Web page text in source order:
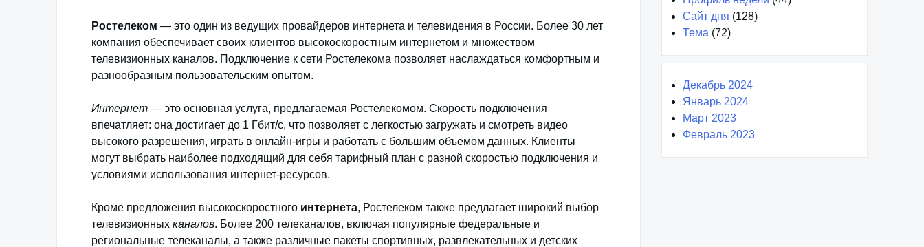
Ростелеком — это один из ведущих провайдеров интернета и телевидения в России. Более 30 лет
компания обеспечивает своих клиентов высокоскоростным интернетом и множеством
телевизионных каналов. Подключение к сети Ростелекома позволяет наслаждаться комфортным и
разнообразным пользовательским опытом.
Интернет — это основная услуга, предлагаемая Ростелекомом. Скорость подключения
впечатляет: она достигает до 1 Гбит/с, что позволяет с легкостью загружать и смотреть видео
высокого разрешения, играть в онлайн-игры и работать с большим объемом данных. Клиенты
могут выбрать наиболее подходящий для себя тарифный план с разной скоростью подключения и
условиями использования интернет-ресурсов.
Кроме предложения высокоскоростного интернета, Ростелеком также предлагает широкий выбор
телевизионных каналов. Более 200 телеканалов, включая популярные федеральные и
региональные телеканалы, а также различные пакеты спортивных, развлекательных и детских
Сайт дня (128)
Тема (72)
Декабрь 2024
Январь 2024
Март 2023
Февраль 2023